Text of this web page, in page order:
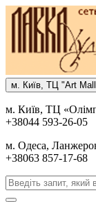
м. Киïв, ТЦ "Art
м. Киïв, ТЦ
+38044 593-26-05
м. Одеса,
+38063 857-17-68